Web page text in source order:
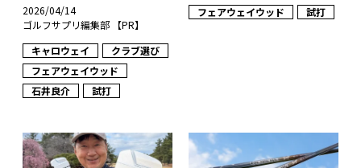
2026/04/14
ゴルフサプリ編集部 【PR】
キャロウェイ
クラブ選び
フェアウェイウッド
石井良介
試打
フェアウェイウッド
試打